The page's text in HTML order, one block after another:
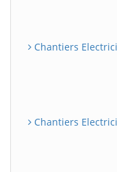
Chantiers
Chantiers